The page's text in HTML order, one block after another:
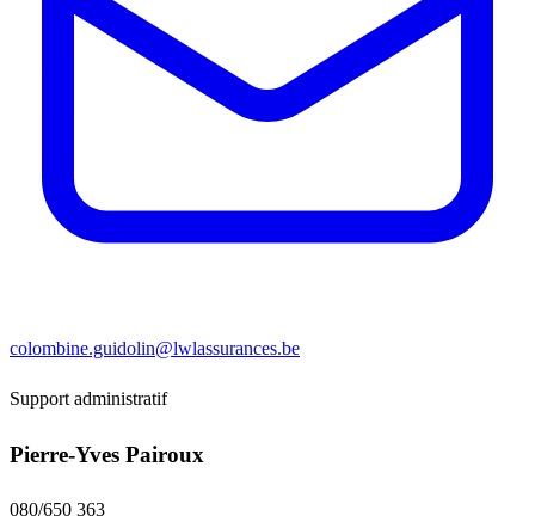
colombine.guidolin@lwlassurances.be
Support administratif
Pierre-Yves Pairoux
080/650 363